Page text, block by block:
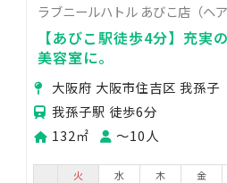
ラブニールハトル あびこ店（ヘア
【あびこ駅徒歩4分】充実
美容室に。
大阪府 大阪市住吉区 我孫子
我孫子駅 徒歩6分
132㎡
〜10人
火
水
木
金